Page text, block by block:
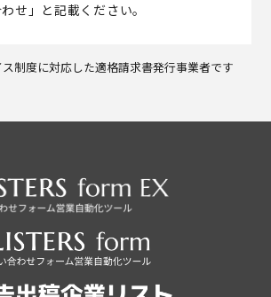
せ」と記載ください。
制度に対応した適格請求書発行事業者です